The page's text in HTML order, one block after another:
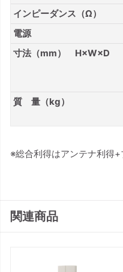
インピーダンス（Ω）
電源
寸法（mm） H×W×D
質 量（kg）
※総合利得はアンテナ利得
関連商品